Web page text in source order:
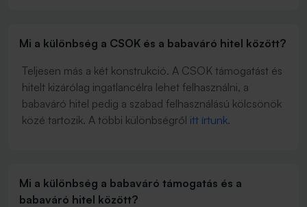
Mi a különbség a CSOK és a babaváró hitel között?
Teljesen más a két konstrukció. A CSOK támogatást és
hitelt kizárólag ingatlancélra lehet felhasználni, a
babaváró hitel pedig a szabad felhasználású kölcsönök
közé tartozik. A többi különbségről itt írtunk.
Mi a különbség a babaváró támogatás és a
babaváró hitel között?